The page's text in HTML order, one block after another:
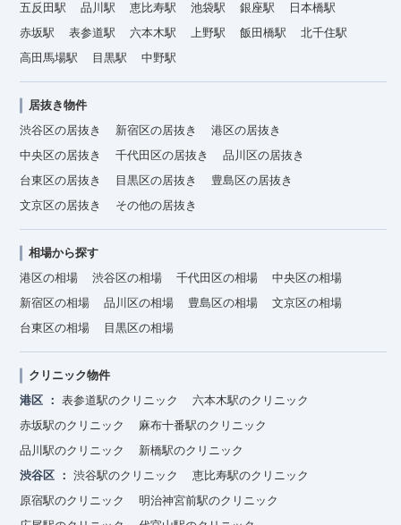
五反田駅
品川駅 恵比寿駅 池袋駅 銀座駅
日本橋駅
赤坂駅
表参道駅 六本木駅 上野駅 飯田橋駅
北千住駅
高田馬場駅
目黒駅 中野駅
居抜き物件
渋谷区の居抜き
新宿区の居抜き
港区の居抜き
中央区の居抜き
千代田区の居抜き
品川区の居抜き
台東区の居抜き
目黒区の居抜き
豊島区の居抜き
文京区の居抜き
その他の居抜き
相場から探す
港区の相場
渋谷区の相場 千代田区の相場
中央区の相場
新宿区の相場
品川区の相場 豊島区の相場
文京区の相場
台東区の相場
目黒区の相場
クリニック物件
港区
表参道駅のクリニック
六本木駅のクリニック
赤坂駅のクリニック
麻布十番駅のクリニック
品川駅のクリニック
新橋駅のクリニック
渋谷区
渋谷駅のクリニック
恵比寿駅のクリニック
原宿駅のクリニック
明治神宮前駅のクリニック